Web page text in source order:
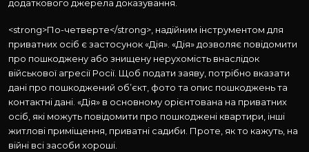
додаткового джерела доказування.
<strong>По-четверте</strong>, надійним інструментом для
приватних осіб є застосунок «Дія». «Дія» дозволяє повідомити
про пошкоджену або знищену нерухомість внаслідок
військової агресії Росії. Щоб подати заяву, потрібно вказати
дані про пошкоджений об’єкт, фото та опис пошкоджень та
контактні дані. «Дія» в основному орієнтована на приватних
осіб, які можуть повідомити про пошкоджені квартири, інші
житлові приміщення, приватні садиби. Проте, як то кажуть, на
війні всі засоби хороші.